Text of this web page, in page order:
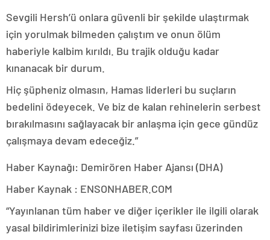
Sevgili Hersh’ü onlara güvenli bir şekilde ulaştırmak
için yorulmak bilmeden çalıştım ve onun ölüm
haberiyle kalbim kırıldı. Bu trajik olduğu kadar
kınanacak bir durum.
Hiç şüpheniz olmasın, Hamas liderleri bu suçların
bedelini ödeyecek. Ve biz de kalan rehinelerin serbest
bırakılmasını sağlayacak bir anlaşma için gece gündüz
çalışmaya devam edeceğiz.”
Haber Kaynağı: Demirören Haber Ajansı (DHA)
Haber Kaynak : ENSONHABER.COM
“Yayınlanan tüm haber ve diğer içerikler ile ilgili olarak
yasal bildirimlerinizi bize iletişim sayfası üzerinden